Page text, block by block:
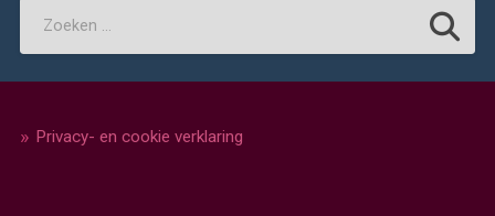
Privacy- en cookie verklaring